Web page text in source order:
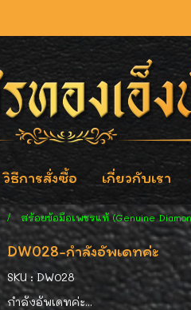
วิธีการสั่งซื้อ เกี่ยวกับเรา
สร้อยข้อมือเพชรแท้ (Genuine
DW028-กำลังอัพเดทค่ะ
SKU : DW028
กำลังอัพเดทค่ะ...